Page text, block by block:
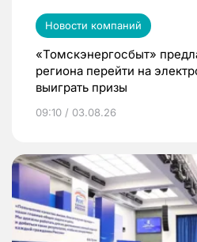
Новости компаний
«Томскэнергосбыт»
региона перейти на
выиграть призы
09:10 / 03.08.26